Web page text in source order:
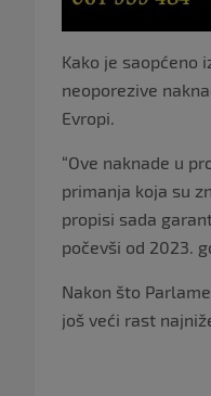
Kako je saopćeno
neoporezive
Evropi.
“Ove naknade u
primanja koja su
propisi sada
počevši od 2023.
Nakon što
još veći rast